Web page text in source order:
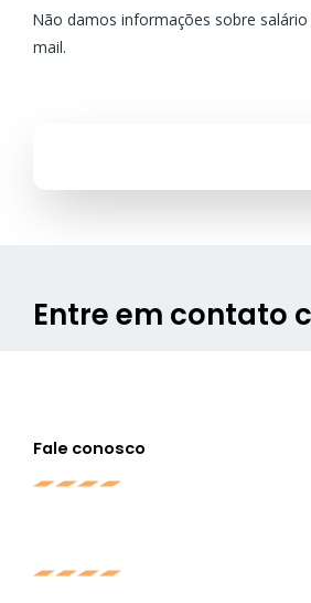
Não damos informações sobre
mail.
Entre em contato
Fale conosco